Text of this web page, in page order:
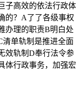
高效的依法行政体
的？A了了各级事权
办理的职责B明白处
单轨制是推进全面
效轨制D奉行法令参
体行政事务，加强宏